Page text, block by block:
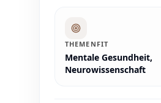
THEMENFIT
Mentale Gesundheit,
Neurowissenschaft